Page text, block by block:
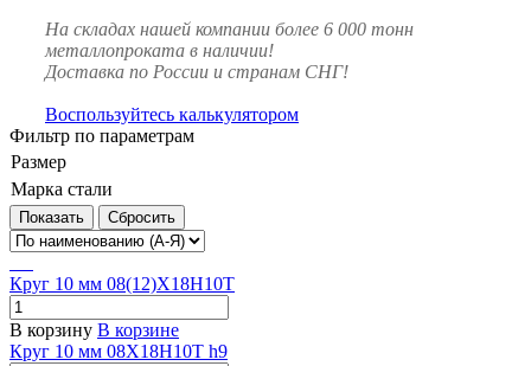
На складах нашей компании более 6 000 тонн
металлопроката в наличии!
Доставка по России и странам СНГ!
Воспользуйтесь калькулятором
Фильтр по параметрам
Размер
Марка стали
Сбросить
Круг 10 мм 08(12)Х18Н10Т
В корзину В корзине
Круг 10 мм 08Х18Н10Т h9